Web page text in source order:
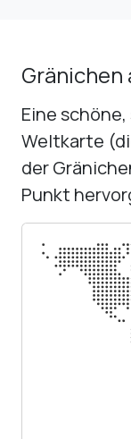
Eine
Weltkarte
der
Punkt